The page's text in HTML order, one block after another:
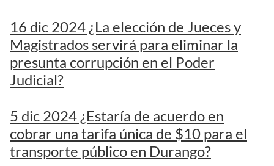
16 dic 2024 ¿La elección de Jueces y
Magistrados servirá para eliminar la
presunta corrupción en el Poder
Judicial?
5 dic 2024 ¿Estaría de acuerdo en
cobrar una tarifa única de $10 para el
transporte público en Durango?